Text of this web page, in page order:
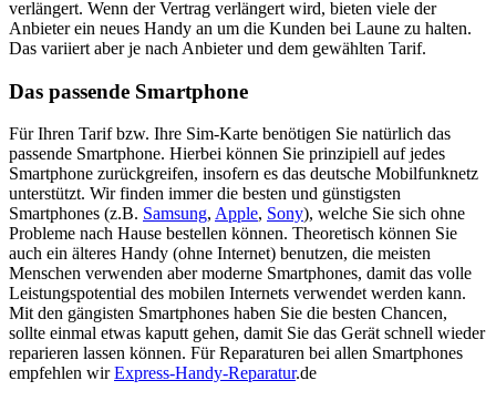
verlängert. Wenn der Vertrag verlängert wird, bieten viele der
Anbieter ein neues Handy an um die Kunden bei Laune zu halten.
Das variiert aber je nach Anbieter und dem gewählten Tarif.
Das passende Smartphone
Für Ihren Tarif bzw. Ihre Sim-Karte benötigen Sie natürlich das
passende Smartphone. Hierbei können Sie prinzipiell auf jedes
Smartphone zurückgreifen, insofern es das deutsche Mobilfunknetz
unterstützt. Wir finden immer die besten und günstigsten
Smartphones (z.B. Samsung, Apple, Sony), welche Sie sich ohne
Probleme nach Hause bestellen können. Theoretisch können Sie
auch ein älteres Handy (ohne Internet) benutzen, die meisten
Menschen verwenden aber moderne Smartphones, damit das volle
Leistungspotential des mobilen Internets verwendet werden kann.
Mit den gängisten Smartphones haben Sie die besten Chancen,
sollte einmal etwas kaputt gehen, damit Sie das Gerät schnell wieder
reparieren lassen können. Für Reparaturen bei allen Smartphones
empfehlen wirExpress-Handy-Reparatur.de